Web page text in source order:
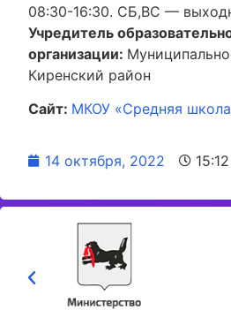
08:30-16:30. СБ,ВС —
Учредитель
организации:
Киренский район
Сайт: МКОУ «Средняя
14 октября, 2022 15:12